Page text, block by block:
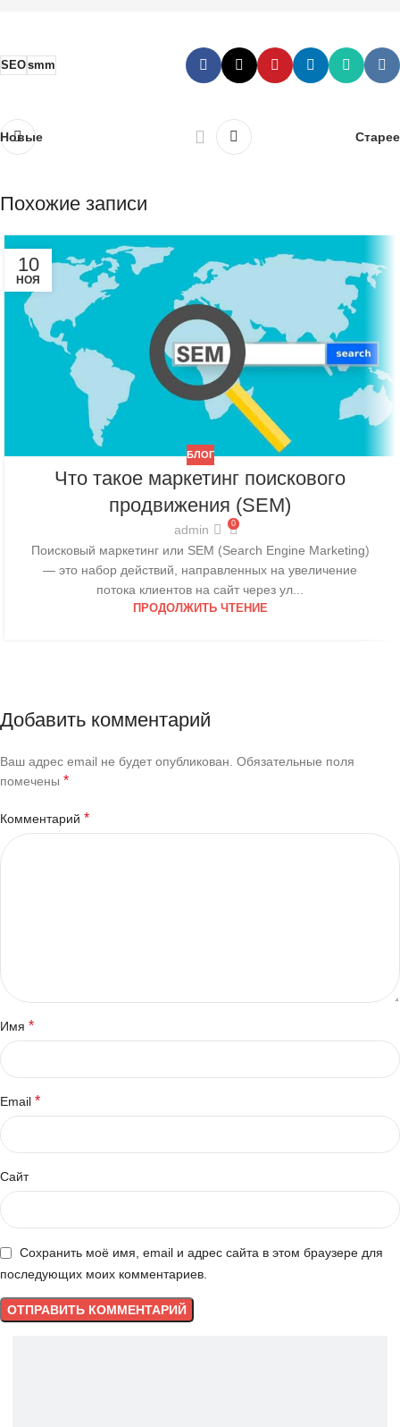
SEOsmm
Новые Старее
Похожие записи
10
НОЯ
БЛОГ
Что такое маркетинг поискового
продвижения (SEM)
admin 0
Поисковый маркетинг или SEM (Search Engine Marketing)
— это набор действий, направленных на увеличение
потока клиентов на сайт через ул...
ПРОДОЛЖИТЬ ЧТЕНИЕ
Добавить комментарий
Ваш адрес email не будет опубликован. Обязательные поля
помечены *
Комментарий *
Имя *
Email *
Сайт
Сохранить моё имя, email и адрес сайта в этом браузере для
последующих моих комментариев.